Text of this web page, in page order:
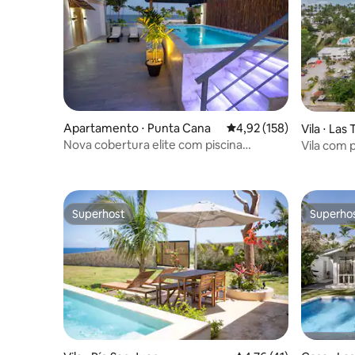
Apartamento ⋅ Punta Cana 4,92 de uma avaliação
4,92 (158)
Nova cobertura elite com piscina
Vila ⋅ Las
Vila com
Superhost
Superhost